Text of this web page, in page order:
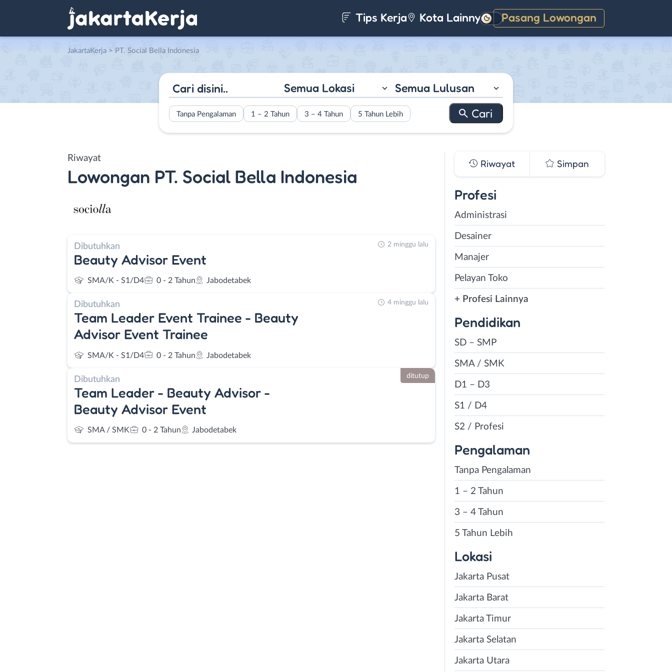
Tips Kerja Kota Lainnya Pasang Lowongan
Gelap
JakartaKerja > PT. Social Bella Indonesia
Semua Lokasi Semua Lulusan
Tanpa Pengalaman 1 – 2 Tahun 3 – 4 Tahun 5 Tahun Lebih
Riwayat
Lowongan PT. Social Bella Indonesia
Dibutuhkan
Beauty Advisor Event
SMA/K - S1/D4 0 - 2 Tahun Jabodetabek
2 minggu lalu
Dibutuhkan
Team Leader Event Trainee - Beauty
Advisor Event Trainee
SMA/K - S1/D4 0 - 2 Tahun Jabodetabek
4 minggu lalu
Dibutuhkan
Team Leader - Beauty Advisor -
Beauty Advisor Event
SMA / SMK 0 - 2 Tahun Jabodetabek
ditutup
Riwayat Simpan
Profesi
Administrasi
Desainer
Manajer
Pelayan Toko
+ Profesi Lainnya
Pendidikan
SD – SMP
SMA / SMK
D1 – D3
S1 / D4
S2 / Profesi
Pengalaman
Tanpa Pengalaman
1 – 2 Tahun
3 – 4 Tahun
5 Tahun Lebih
Lokasi
Jakarta Pusat
Jakarta Barat
Jakarta Timur
Jakarta Selatan
Jakarta Utara